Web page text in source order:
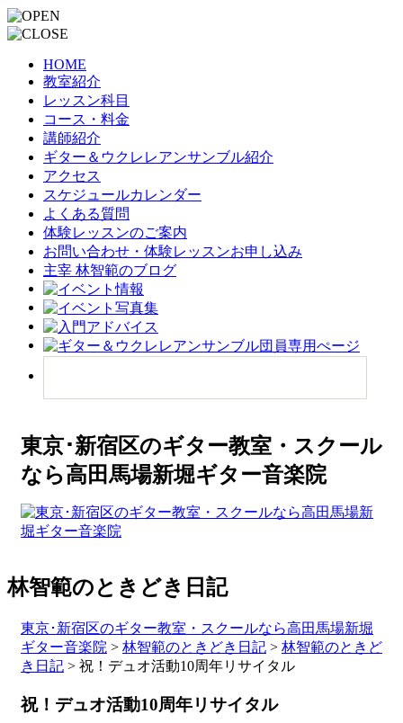
HOME
教室紹介
レッスン科目
コース・料金
講師紹介
ギター＆ウクレレアンサンブル紹介
アクセス
スケジュールカレンダー
よくある質問
体験レッスンのご案内
お問い合わせ・体験レッスンお申し込み
主宰 林智範のブログ
東京･新宿区のギター教室・スクール
なら高田馬場新堀ギター音楽院
林智範のときどき日記
東京･新宿区のギター教室・スクールなら高田馬場新堀
ギター音楽院 > 林智範のときどき日記 > 林智範のときど
き日記 > 祝！デュオ活動10周年リサイタル
祝！デュオ活動10周年リサイタル